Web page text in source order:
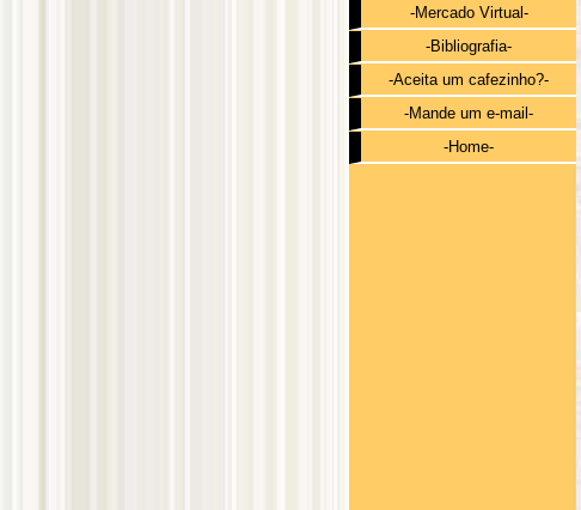
-Mercado Virtual-
-Bibliografia-
-Aceita um cafezinho?-
-Mande um e-mail-
-Home-